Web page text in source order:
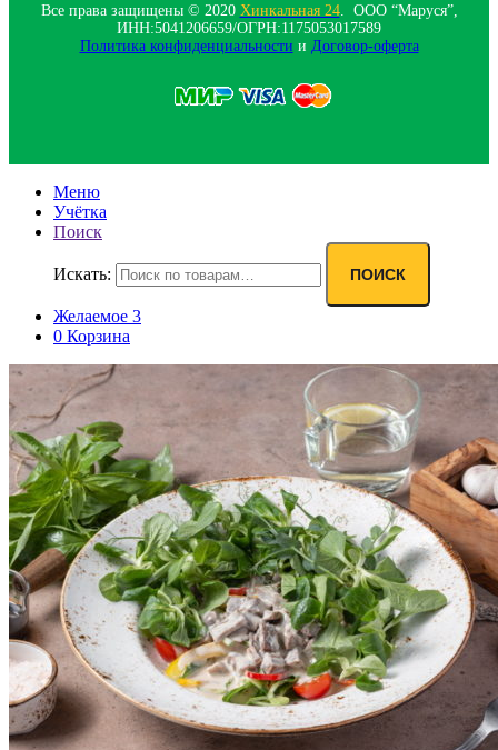
Все права защищены © 2020 Хинкальная 24. ООО “Маруся”,
ИНН:5041206659/ОГРН:1175053017589
Политика конфиденциальности‍ и Договор-оферта
Меню
Учётка
Поиск
Искать: ПОИСК
Желаемое 3
0 Корзина